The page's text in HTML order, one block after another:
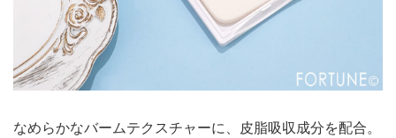
なめらかなバームテクスチャーに、皮脂吸収成分を配合。